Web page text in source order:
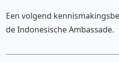
Een volgend
de Indonesische Ambassade.